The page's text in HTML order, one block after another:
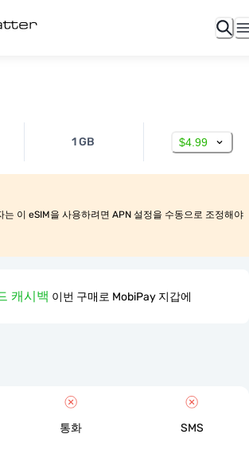
1 GB $4.99
는 이 eSIM을 사용하려면 APN 설정을 수동으로 조정해야
캐시백 이번 구매로 MobiPay 지갑에
통화 SMS